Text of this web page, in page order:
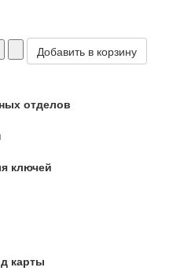
отделов
ключей
карты